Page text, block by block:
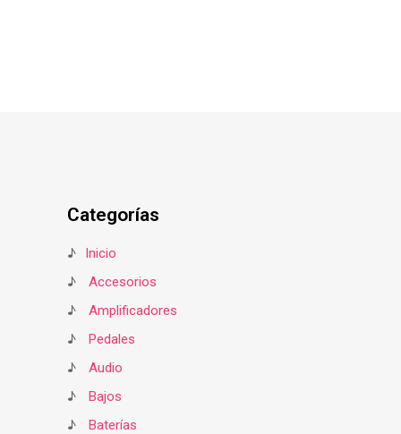
Categorías
♪
Inicio
♪
Accesorios
♪
Amplificadores
♪
Pedales
♪
Audio
♪
Bajos
♪
Baterías